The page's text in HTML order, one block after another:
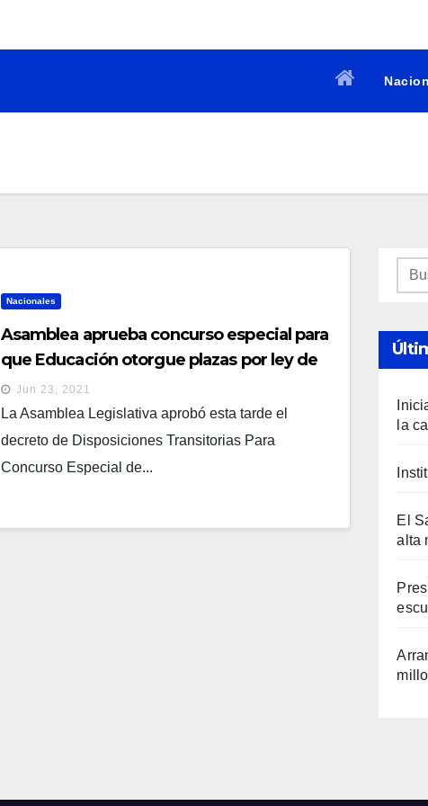
Nacionales
Asamblea aprueba concurso especial para
que Educación otorgue plazas por ley de
salarios a docentes interinos
Jun 23, 2021
La Asamblea Legislativa aprobó esta tarde el
decreto de Disposiciones Transitorias Para
Concurso Especial de...
la
El
alta